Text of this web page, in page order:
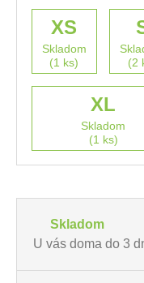
XS
Skladom
(1 ks)
(2
XL
Skladom
(1 ks)
Skladom
U vás doma do 3